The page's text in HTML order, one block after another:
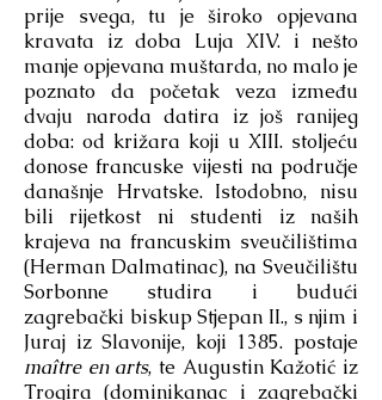
prije svega, tu je široko opjevana
kravata iz doba Luja XIV. i nešto
manje opjevana muštarda, no malo je
poznato da početak veza između
dvaju naroda datira iz još ranijeg
doba: od križara koji u XIII. stoljeću
donose francuske vijesti na područje
današnje Hrvatske. Istodobno, nisu
bili rijetkost ni studenti iz naših
krajeva na francuskim sveučilištima
(Herman Dalmatinac), na Sveučilištu
Sorbonne studira i budući
zagrebački biskup Stjepan II., s njim i
Juraj iz Slavonije, koji 1385. postaje
maître en arts, te Augustin Kažotić iz
Trogira (dominikanac i zagrebački